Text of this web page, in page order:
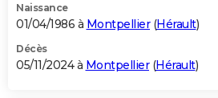
Naissance
01/04/1986 à Montpellier(Hérault)
Décès
05/11/2024 à Montpellier(Hérault)